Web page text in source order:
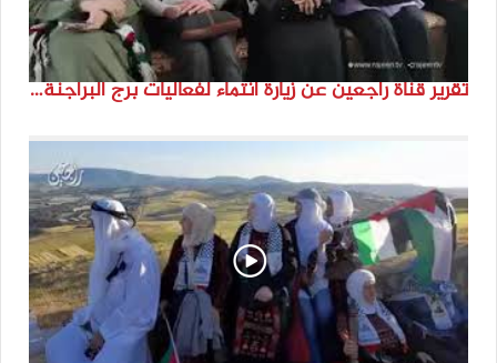
تقرير قناة راجعين عن زيارة انتماء لفعاليات برج البراجنة اعداد جنى شحرور